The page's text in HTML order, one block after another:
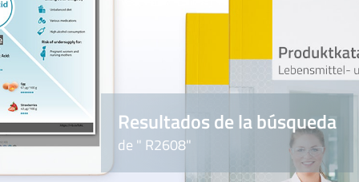
Resultados de la búsqueda
de " R2608"